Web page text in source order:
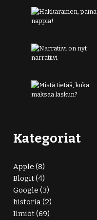
Kategoriat
Apple (8)
Blogit(4)
Google (3)
historia(2)
Ilmiöt(69)